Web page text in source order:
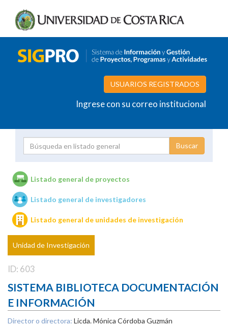
USUARIOS REGISTRADOS
Ingrese con su correo institucional
Unidades de investigación
Listado general de proyectos
Listado general de investigadores
Listado general de unidades de investigación
Unidad de Investigación
ID: 603
SISTEMA BIBLIOTECA DOCUMENTACIÓN
E INFORMACIÓN
Director o directora: Licda. Mónica Córdoba Guzmán